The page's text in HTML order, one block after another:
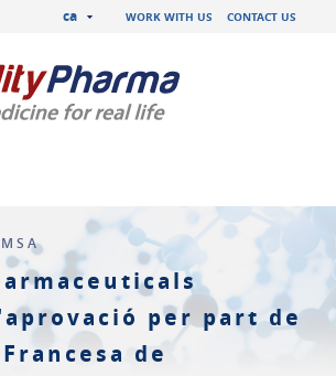
WORK WITH US CONTACT US
ca
per part de
de